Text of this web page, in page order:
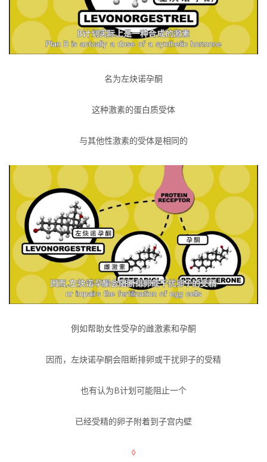
名为左炔诺孕酮
这种激素的蛋白质受体
与其他性激素的受体是相同的
例如帮助女性受孕的雌激素和孕酮
因而，左炔诺孕酮会阻断排卵或干扰卵子的受精
也有认为B计划可能阻止一个
已经受精的卵子附着到子宫内壁
◊